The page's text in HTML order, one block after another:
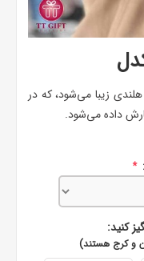
زیبا می‌شود، که در
داده می‌شود.
*
کنید:
و کرج هستند)